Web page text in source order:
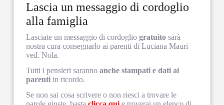
Lascia un messaggio di cordoglio
alla famiglia
Lasciate un messaggio di cordogliogratuito sarà
nostra cura consegnarlo ai parenti di Luciana Mauri
ved. Nola.
Tutti i pensieri sarannoanche stampati e dati ai
parenti in ricordo.
Se non sai cosa scrivere o non riesci a trovare le